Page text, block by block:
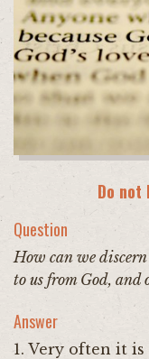
Do
Question
How can we
to us from God, and
Answer
1. Very often it